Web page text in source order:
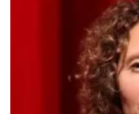
Andre Rieu
laatste 30 minuten
BESTEL NU